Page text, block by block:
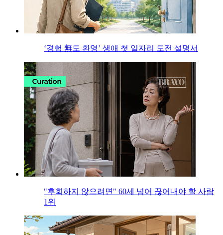
‘경험 無도 환영’ 생애 첫 일자리 도전 설명서
"후회하지 않으려면" 60세 넘어 끊어내야 할 사람
1위